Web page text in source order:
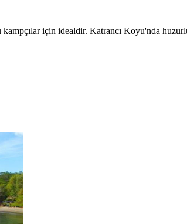
için idealdir. Katrancı Koyu'nda